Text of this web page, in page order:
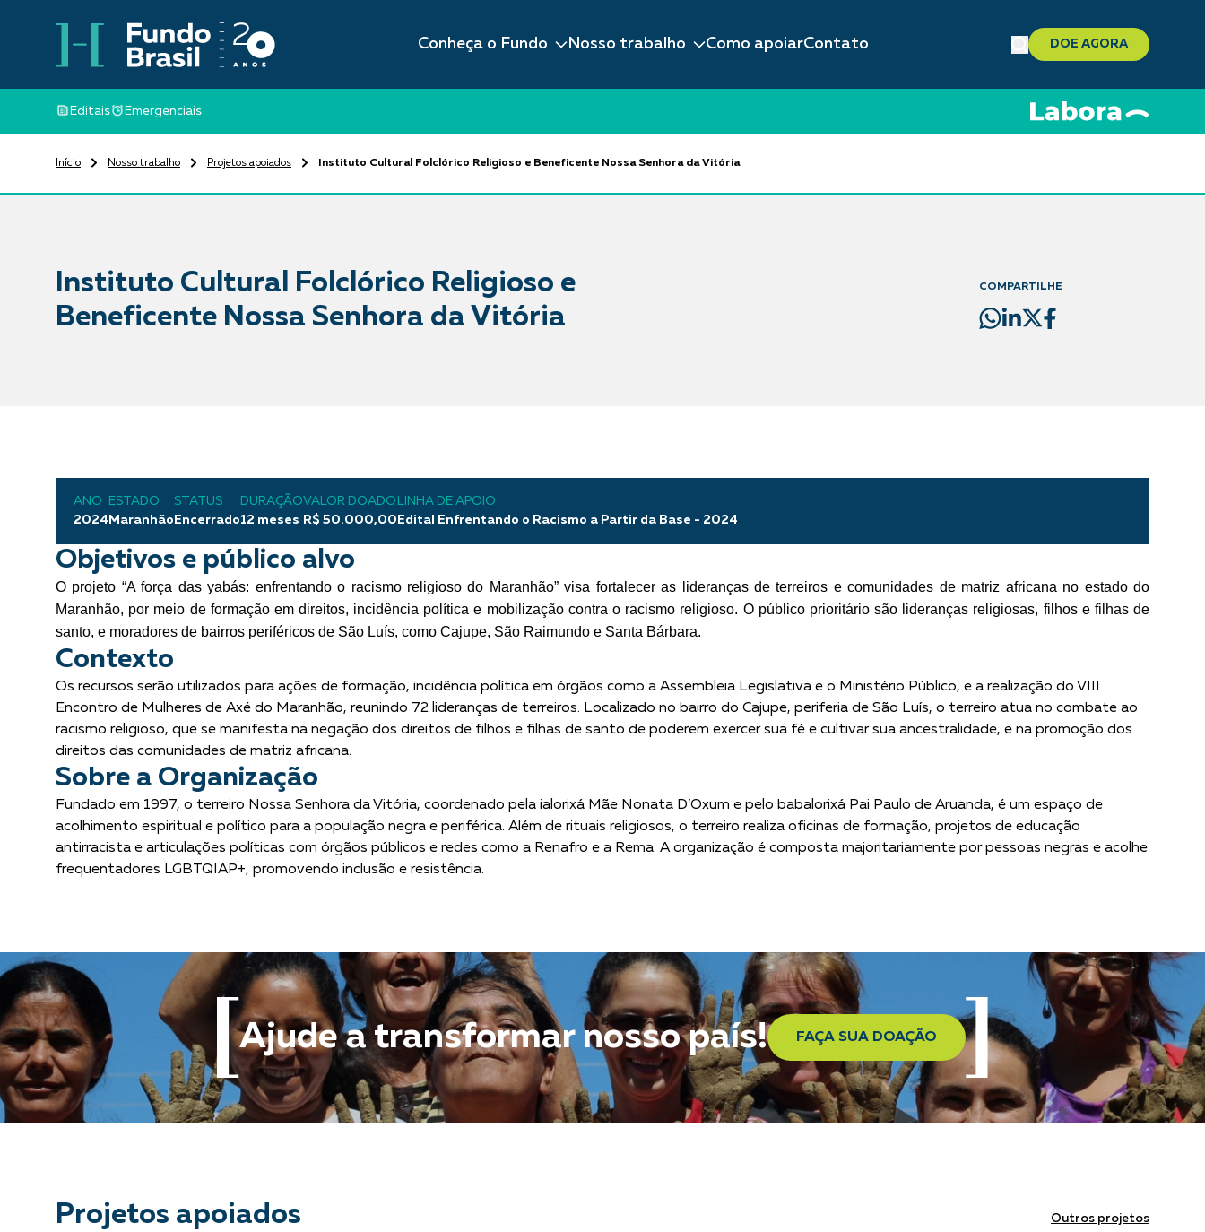
Conheça o Fundo Nosso trabalho Como apoiarContato DOE AGORA
Editais Emergenciais
Início Nosso trabalho Projetos apoiados Instituto Cultural Folclórico Religioso e Beneficente Nossa Senhora da Vitória
Instituto Cultural Folclórico Religioso e
Beneficente Nossa Senhora da Vitória
COMPARTILHE
ANO
2024
ESTADO
Maranhão
STATUS
Encerrado
DURAÇÃO
12 meses
VALOR DOADO
R$ 50.000,00
LINHA DE APOIO
Edital Enfrentando o Racismo a Partir da Base - 2024
Objetivos e público alvo
O projeto “A força das yabás: enfrentando o racismo religioso do Maranhão” visa fortalecer as lideranças de terreiros e comunidades de matriz africana no estado do
Maranhão, por meio de formação em direitos, incidência política e mobilização contra o racismo religioso. O público prioritário são lideranças religiosas, filhos e filhas de
santo, e moradores de bairros periféricos de São Luís, como Cajupe, São Raimundo e Santa Bárbara.
Contexto
Os recursos serão utilizados para ações de formação, incidência política em órgãos como a Assembleia Legislativa e o Ministério Público, e a realização do VIII
Encontro de Mulheres de Axé do Maranhão, reunindo 72 lideranças de terreiros. Localizado no bairro do Cajupe, periferia de São Luís, o terreiro atua no combate ao
racismo religioso, que se manifesta na negação dos direitos de filhos e filhas de santo de poderem exercer sua fé e cultivar sua ancestralidade, e na promoção dos
direitos das comunidades de matriz africana.
Sobre a Organização
Fundado em 1997, o terreiro Nossa Senhora da Vitória, coordenado pela ialorixá Mãe Nonata D’Oxum e pelo babalorixá Pai Paulo de Aruanda, é um espaço de
acolhimento espiritual e político para a população negra e periférica. Além de rituais religiosos, o terreiro realiza oficinas de formação, projetos de educação
antirracista e articulações políticas com órgãos públicos e redes como a Renafro e a Rema. A organização é composta majoritariamente por pessoas negras e acolhe
frequentadores LGBTQIAP+, promovendo inclusão e resistência.
Ajude a transformar nosso país! FAÇA SUA DOAÇÃO
Projetos apoiados Outros projetos